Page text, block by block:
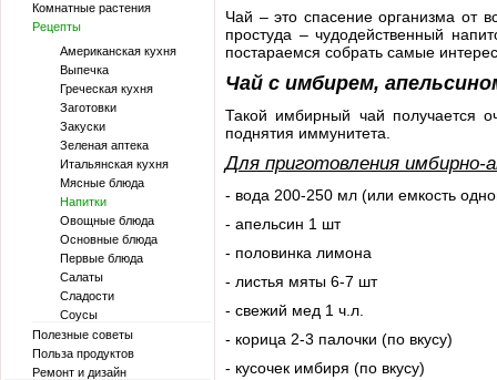
Комнатные растения
Рецепты
Американская кухня
Выпечка
Греческая кухня
Заготовки
Закуски
Зеленая аптека
Итальянская кухня
Мясные блюда
Напитки
Овощные блюда
Основные блюда
Первые блюда
Салаты
Сладости
Соусы
Полезные советы
Польза продуктов
Ремонт и дизайн
Чай – это спасение организма от
простуда – чудодейственный
постараемся собрать самые
Чай с имбирем,
Такой имбирный чай получается
поднятия иммунитета.
Для приготовления имбирно-
- вода 200-250 мл (или емкость
- апельсин 1 шт
- половинка лимона
- листья мяты 6-7 шт
- свежий мед 1 ч.л.
- корица 2-3 палочки (по вкусу)
- кусочек имбиря (по вкусу)